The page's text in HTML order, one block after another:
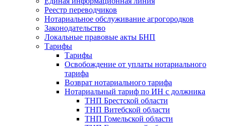
Реестр переводчиков
Нотариальное обслуживание агрогородков
Законодательство
Локальные правовые акты БНП
Тарифы
Тарифы
Освобождение от уплаты нотариального
тарифа
Возврат нотариального тарифа
Нотариальный тариф по ИН с должника
ТНП Брестской области
ТНП Витебской области
ТНП Гомельской области